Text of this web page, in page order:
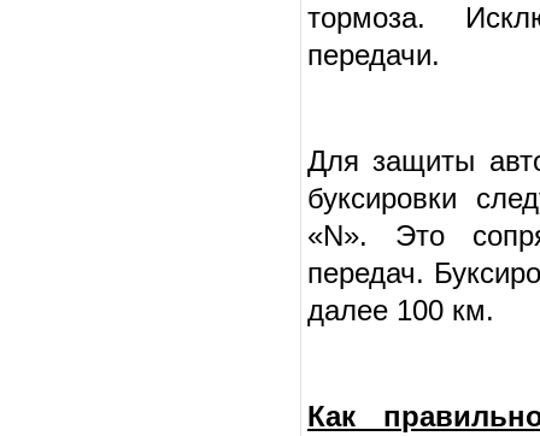
тормоза.
передачи.
Для защиты
буксировки
«N». Это
передач.
далее 100 км.
Как